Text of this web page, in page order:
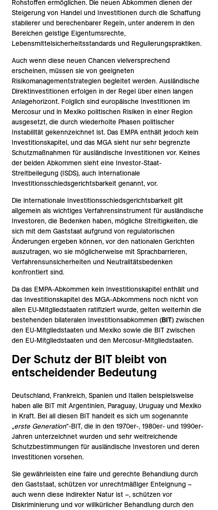
Rohstoffen ermöglichen. Die neuen Abkommen dienen der
Steigerung von Handel und Investitionen durch die Schaffung
stabilerer und berechenbarer Regeln, unter anderem in den
Bereichen geistige Eigentumsrechte,
Lebensmittelsicherheitsstandards und Regulierungspraktiken.
Auch wenn diese neuen Chancen vielversprechend
erscheinen, müssen sie von geeigneten
Risikomanagementstrategien begleitet werden. Ausländische
Direktinvestitionen erfolgen in der Regel über einen langen
Anlagehorizont. Folglich sind europäische Investitionen im
Mercosur und in Mexiko politischen Risiken in einer Region
ausgesetzt, die durch wiederholte Phasen politischer
Instabilität gekennzeichnet ist. Das EMPA enthält jedoch kein
Investitionskapitel, und das MGA sieht nur sehr begrenzte
Schutzmaßnahmen für ausländische Investitionen vor. Keines
der beiden Abkommen sieht eine Investor-Staat-
Streitbeilegung (ISDS), auch internationale
Investitionsschiedsgerichtsbarkeit genannt, vor.
Die internationale Investitionsschiedsgerichtsbarkeit gilt
allgemein als wichtiges Verfahrensinstrument für ausländische
Investoren, die Bedenken haben, mögliche Streitigkeiten, die
sich mit dem Gaststaat aufgrund von regulatorischen
Änderungen ergeben können, vor den nationalen Gerichten
auszutragen, wo sie möglicherweise mit Sprachbarrieren,
Verfahrensunsicherheiten und Neutralitätsbedenken
konfrontiert sind.
Da das EMPA-Abkommen kein Investitionskapitel enthält und
das Investitionskapitel des MGA-Abkommens noch nicht von
allen EU-Mitgliedstaaten ratifiziert wurde, gelten weiterhin die
bestehenden bilateralen Investitionsabkommen (BIT) zwischen
den EU-Mitgliedstaaten und Mexiko sowie die BIT zwischen
den EU-Mitgliedstaaten und den Mercosur-Mitgliedstaaten.
Der Schutz der BIT bleibt von
entscheidender Bedeutung
Deutschland, Frankreich, Spanien und Italien beispielsweise
haben alle BIT mit Argentinien, Paraguay, Uruguay und Mexiko
in Kraft. Bei all diesen BIT handelt es sich um sogenannte
„erste Generation“-BIT, die in den 1970er-, 1980er- und 1990er-
Jahren unterzeichnet wurden und sehr weitreichende
Schutzbestimmungen für ausländische Investoren und deren
Investitionen vorsehen.
Sie gewährleisten eine faire und gerechte Behandlung durch
den Gaststaat, schützen vor unrechtmäßiger Enteignung –
auch wenn diese indirekter Natur ist –, schützen vor
Diskriminierung und vor willkürlicher Behandlung durch den